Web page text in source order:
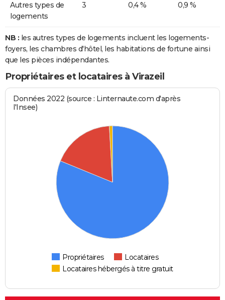
Autres types de
logements
3 0,4 % 0,9 %
NB : les autres types de logements incluent les logements-
foyers, les chambres d'hôtel, les habitations de fortune ainsi
que les pièces indépendantes.
Propriétaires et locataires à Virazeil
Données 2022 (source : Linternaute.com d'après
l'Insee)
Propriétaires
Locataires
Locataires hébergés à titre gratuit